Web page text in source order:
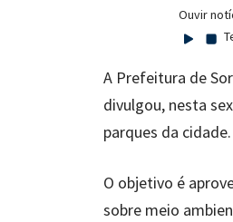
Ouvir
A Prefeitura de
divulgou, nesta
parques da
O objetivo é
sobre meio